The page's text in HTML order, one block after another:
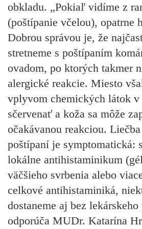
obkladu. „Pokiaľ vidíme z
(poštípanie včelou), opatrne
Dobrou správou je, že
stretneme s poštípaním
ovadom, po ktorých takmer
alergické reakcie. Miesto
vplyvom chemických látok v
sčervenať a koža sa môže
očakávanou reakciou.
poštípaní je symptomatická:
lokálne antihistaminikum
väčšieho svrbenia alebo
celkové antihistaminiká,
dostaneme aj bez lekárskeho
odporúča MUDr. Katarína